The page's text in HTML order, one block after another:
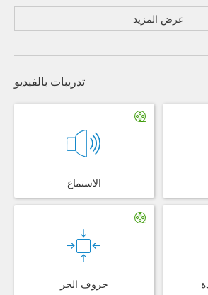
عرض المزيد
تدريبات بالفيديو
الاستماع
حروف الجر